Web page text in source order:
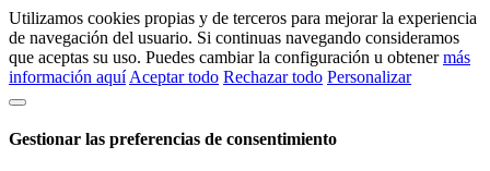
Utilizamos cookies propias y de terceros para mejorar la experiencia
de navegación del usuario. Si continuas navegando consideramos
que aceptas su uso. Puedes cambiar la configuración u obtenermás
información aquí Aceptar todo Rechazar todo Personalizar
Gestionar las preferencias de consentimiento